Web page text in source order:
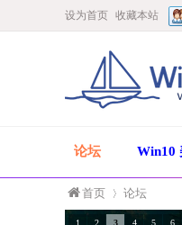
设为首页 收藏本站
论坛 Win10
首页 论坛
1 2 3 4 5 6